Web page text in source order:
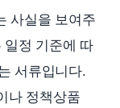
사실을 보여주
일정 기준에 따
서류입니다.
나 정책상품